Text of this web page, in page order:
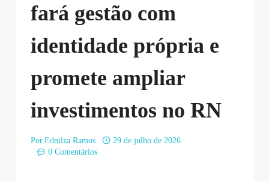
fará gestão com
identidade própria e
promete ampliar
investimentos no RN
Por Ednilza Ramos
29 de julho de 2026
0 Comentários